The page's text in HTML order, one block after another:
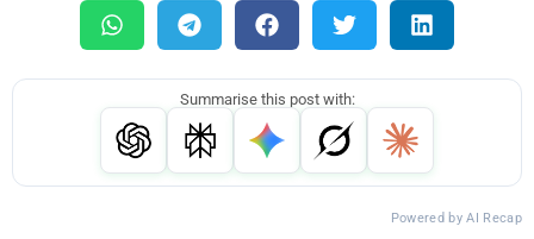
Summarise this post with:
Powered by AI Recap